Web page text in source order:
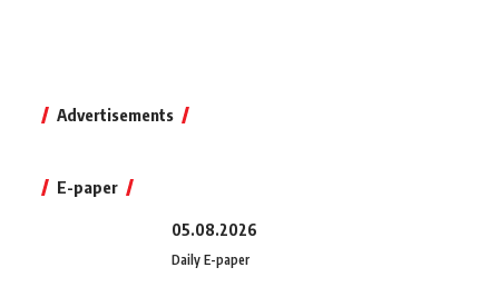
Advertisements
E-paper
05.08.2026
Daily E-paper